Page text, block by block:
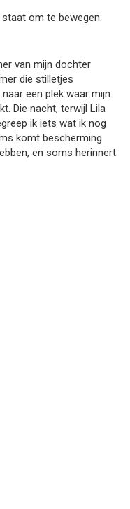
om te bewegen.
van mijn dochter
die stilletjes
een plek waar mijn
Die nacht, terwijl Lila
ik iets wat ik nog
komt bescherming
en soms herinnert